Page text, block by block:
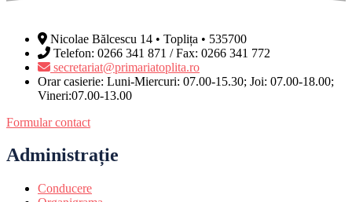
Nicolae Bălcescu 14 • Toplița • 535700
Telefon: 0266 341 871 / Fax: 0266 341 772
secretariat@primariatoplita.ro
Orar casierie: Luni-Miercuri: 07.00-15.30; Joi: 07.00-18.00;
Vineri:07.00-13.00
Formular contact
Administrație
Conducere